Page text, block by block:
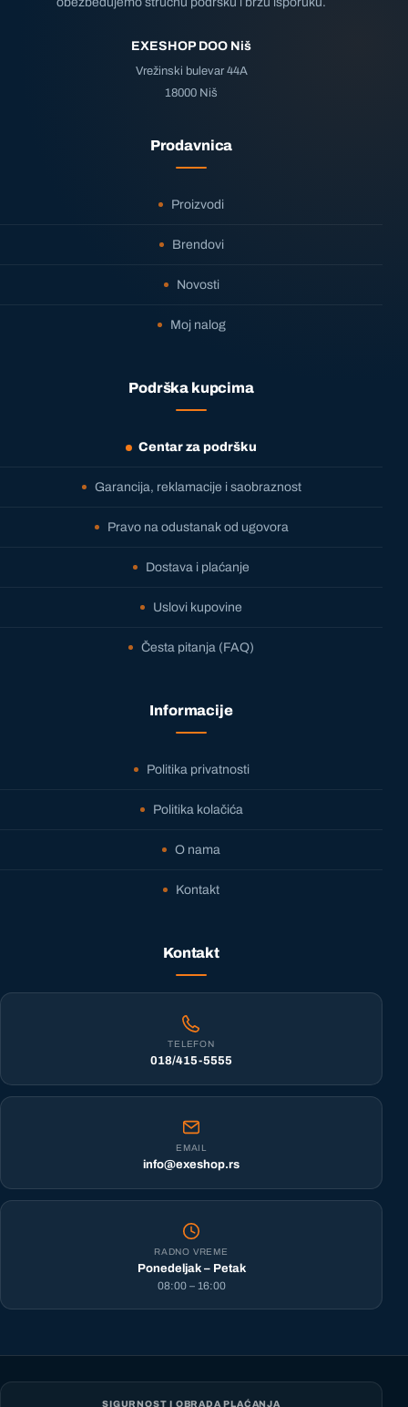
EXESHOP DOO Niš
Vrežinski bulevar 44A
18000 Niš
Prodavnica
Proizvodi
Brendovi
Novosti
Moj nalog
Podrška kupcima
Centar za podršku
Garancija, reklamacije i saobraznost
Pravo na odustanak od ugovora
Dostava i plaćanje
Uslovi kupovine
Česta pitanja (FAQ)
Informacije
Politika privatnosti
Politika kolačića
O nama
Kontakt
Kontakt
TELEFON
018/415-5555
EMAIL
info@exeshop.rs
RADNO VREME
Ponedeljak – Petak
08:00 – 16:00
SIGURNOST I OBRADA PLAĆANJA